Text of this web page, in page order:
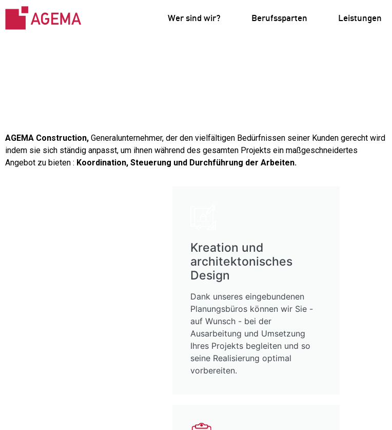
Wer sind wir? Berufssparten Leistungen
AGEMA Construction, Generalunternehmer, der den vielfältigen Bedürfnissen seiner Kunden gerecht wird
indem sie sich ständig anpasst, um ihnen während des gesamten Projekts ein maßgeschneidertes
Angebot zu bieten : Koordination, Steuerung und Durchführung der Arbeiten.
Kreation und
architektonisches
Design
Dank unseres eingebundenen
Planungsbüros können wir Sie -
auf Wunsch - bei der
Ausarbeitung und Umsetzung
Ihres Projekts begleiten und so
seine Realisierung optimal
vorbereiten.